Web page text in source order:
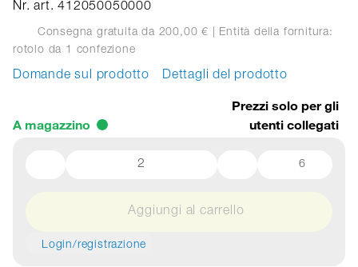
Nr. art. 412050050000
Consegna gratuita da 200,00 € | Entità della fornitura:
rotolo da 1 confezione
Domande sul prodotto Dettagli del prodotto
A magazzino
Prezzi solo per gli
utenti collegati
6
Aggiungi al carrello
Login/registrazione